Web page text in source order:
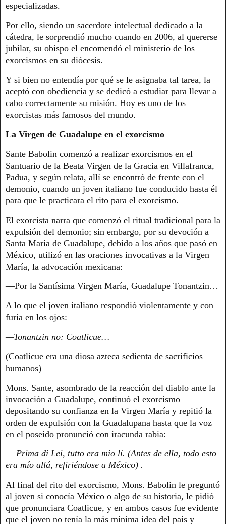
especializadas.
Por ello, siendo un sacerdote intelectual dedicado a la
cátedra, le sorprendió mucho cuando en 2006, al quererse
jubilar, su obispo el encomendó el ministerio de los
exorcismos en su diócesis.
Y si bien no entendía por qué se le asignaba tal tarea, la
aceptó con obediencia y se dedicó a estudiar para llevar a
cabo correctamente su misión. Hoy es uno de los
exorcistas más famosos del mundo.
La Virgen de Guadalupe en el exorcismo
Sante Babolin comenzó a realizar exorcismos en el
Santuario de la Beata Virgen de la Gracia en Villafranca,
Padua, y según relata, allí se encontró de frente con el
demonio, cuando un joven italiano fue conducido hasta él
para que le practicara el rito para el exorcismo.
El exorcista narra que comenzó el ritual tradicional para la
expulsión del demonio; sin embargo, por su devoción a
Santa María de Guadalupe, debido a los años que pasó en
México, utilizó en las oraciones invocativas a la Virgen
María, la advocación mexicana:
—Por la Santísima Virgen María, Guadalupe Tonantzin…
A lo que el joven italiano respondió violentamente y con
furia en los ojos:
—Tonantzin no: Coatlicue…
(Coatlicue era una diosa azteca sedienta de sacrificios
humanos)
Mons. Sante, asombrado de la reacción del diablo ante la
invocación a Guadalupe, continuó el exorcismo
depositando su confianza en la Virgen María y repitió la
orden de expulsión con la Guadalupana hasta que la voz
en el poseído pronunció con iracunda rabia:
— Prima di Lei, tutto era mio lí. (Antes de ella, todo esto
era mío allá, refiriéndose a México) .
Al final del rito del exorcismo, Mons. Babolin le preguntó
al joven si conocía México o algo de su historia, le pidió
que pronunciara Coatlicue, y en ambos casos fue evidente
que el joven no tenía la más mínima idea del país y